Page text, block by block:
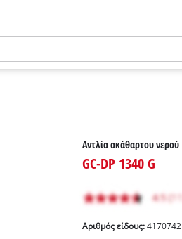
Αντλία ακάθαρτου νερού
GC-DP 1340 G
Αριθμός είδους: 4170742